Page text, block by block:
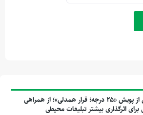
روایت شهروندان اصفهانی از پویش «۲۵ درجه؛ قرار همدلی»؛ از همراهی
برای اثرگذاری بیشتر تبلیغات محیطی